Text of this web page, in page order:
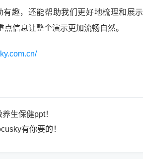
趣，还能帮助我们更好地梳理和展
信息让整个演示更加流畅自然。
生保健ppt！
有你要的！